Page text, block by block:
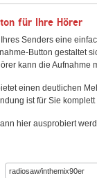
für Ihre Hörer
Senders eine
Button gestaltet
kann die Aufnahme
einen deutlichen
ist für Sie
hier ausprobiert